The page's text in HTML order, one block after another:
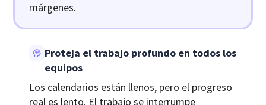
márgenes.
Proteja el trabajo profundo en todos los
equipos
Los calendarios están llenos, pero el progreso
real es lento. El trabajo se interrumpe